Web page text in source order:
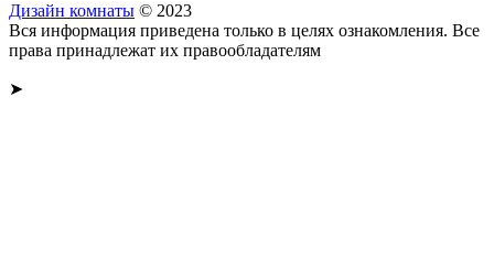
Дизайн комнаты © 2023
Вся информация приведена только в целях ознакомления. Все
права принадлежат их правообладателям
➤